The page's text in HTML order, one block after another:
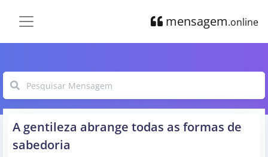
mensagem.online
A gentileza abrange todas as formas de
sabedoria